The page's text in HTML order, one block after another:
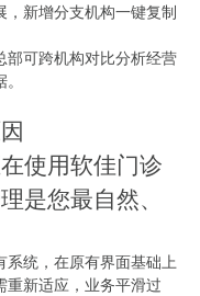
，新增分支机构一键复制
部可跨机构对比分析经营
使用软佳门诊
是您最自然、
系统，在原有界面基础上
重新适应，业务平滑过